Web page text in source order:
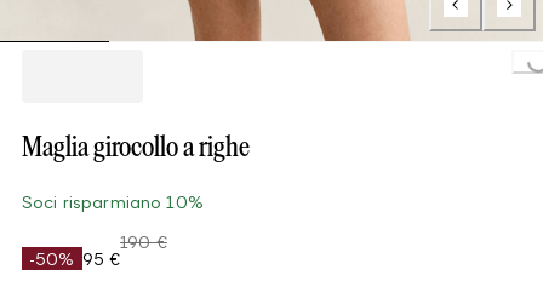
Loading...
Maglia girocollo a righe
Soci risparmiano 10%
-50% 95 €
190 €